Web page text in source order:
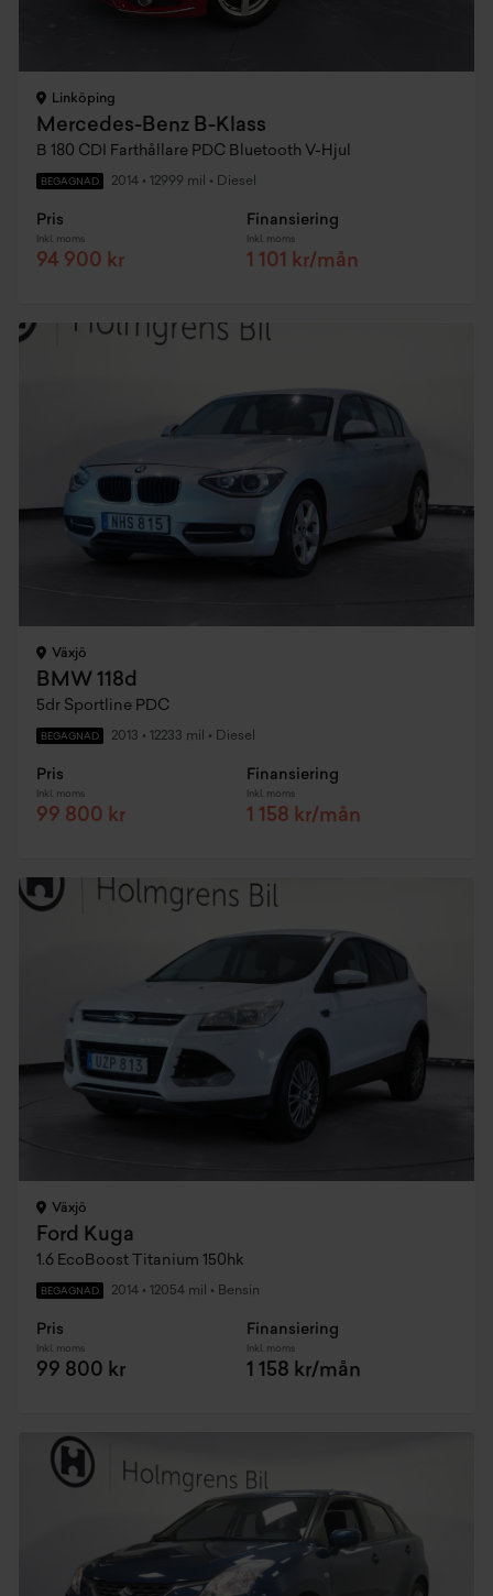
Linköping
Mercedes-Benz B-Klass
B 180 CDI Farthållare PDC Bluetooth V-Hjul
BEGAGNAD 2014 • 12999 mil • Diesel
Pris
Inkl. moms
94 900 kr
Finansiering
Inkl. moms
1 101 kr/mån
Växjö
BMW 118d
5dr Sportline PDC
BEGAGNAD 2013 • 12233 mil • Diesel
Pris
Inkl. moms
99 800 kr
Finansiering
Inkl. moms
1 158 kr/mån
Växjö
Ford Kuga
1.6 EcoBoost Titanium 150hk
BEGAGNAD 2014 • 12054 mil • Bensin
Pris
Inkl. moms
99 800 kr
Finansiering
Inkl. moms
1 158 kr/mån